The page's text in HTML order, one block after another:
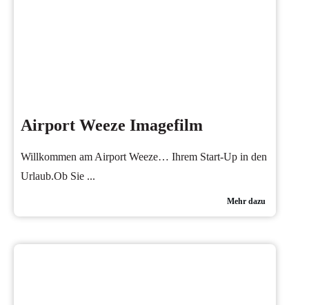
Airport Weeze Imagefilm
Willkommen am Airport Weeze… Ihrem Start-Up in den
Urlaub.Ob Sie ...
Mehr dazu